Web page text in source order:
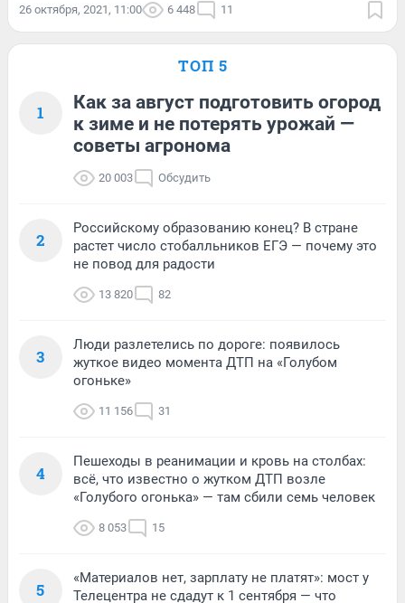
26 октября, 2021, 11:00 6 448 11
ТОП 5
1
Как за август подготовить огород
к зиме и не потерять урожай —
советы агронома
20 003 Обсудить
2
Российскому образованию конец? В стране
растет число стобалльников ЕГЭ — почему это
не повод для радости
13 820 82
3
Люди разлетелись по дороге: появилось
жуткое видео момента ДТП на «Голубом
огоньке»
11 156 31
4
Пешеходы в реанимации и кровь на столбах:
всё, что известно о жутком ДТП возле
«Голубого огонька» — там сбили семь человек
8 053 15
5
«Материалов нет, зарплату не платят»: мост у
Телецентра не сдадут к 1 сентября — что